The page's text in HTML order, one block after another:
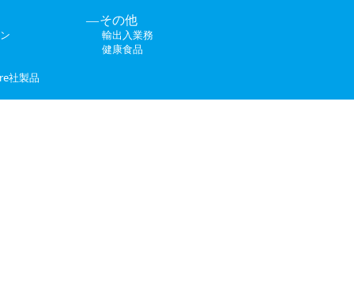
社製品
その他
輸出入業務
健康食品